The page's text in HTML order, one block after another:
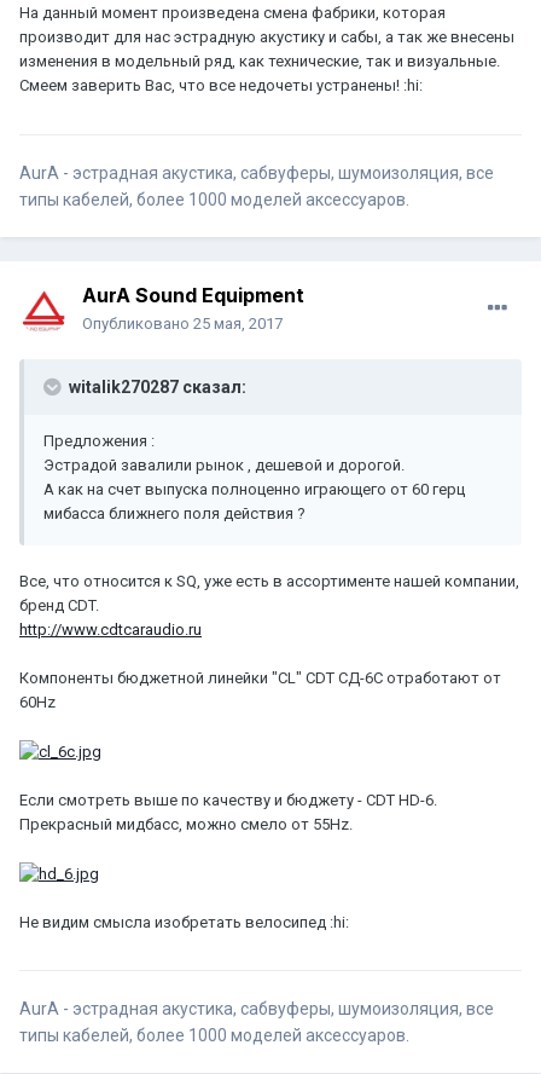
На данный момент произведена смена фабрики, которая
производит для нас эстрадную акустику и сабы, а так же внесены
изменения в модельный ряд, как технические, так и визуальные.
Смеем заверить Вас, что все недочеты устранены! :hi:
AurA - эстрадная акустика, сабвуферы, шумоизоляция, все
типы кабелей, более 1000 моделей аксессуаров.
AurA Sound Equipment
Опубликовано 25 мая, 2017
witalik270287 сказал:
Предложения :
Эстрадой завалили рынок , дешевой и дорогой.
А как на счет выпуска полноценно играющего от 60 герц
мибасса ближнего поля действия ?
Все, что относится к SQ, уже есть в ассортименте нашей компании,
бренд CDT.
http://www.cdtcaraudio.ru
Компоненты бюджетной линейки "CL" CDT СД-6C отработают от
60Hz
Если смотреть выше по качеству и бюджету - CDT HD-6.
Прекрасный мидбасс, можно смело от 55Hz.
Не видим смысла изобретать велосипед :hi:
AurA - эстрадная акустика, сабвуферы, шумоизоляция, все
типы кабелей, более 1000 моделей аксессуаров.